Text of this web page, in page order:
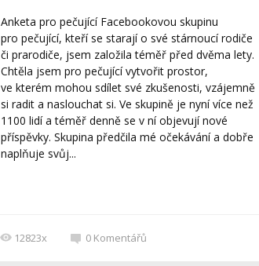
Anketa pro pečující Facebookovou skupinu
pro pečující, kteří se starají o své stárnoucí rodiče
či prarodiče, jsem založila téměř před dvěma lety.
Chtěla jsem pro pečující vytvořit prostor,
ve kterém mohou sdílet své zkušenosti, vzájemně
si radit a naslouchat si. Ve skupině je nyní více než
1100 lidí a téměř denně se v ní objevují nové
příspěvky. Skupina předčila mé očekávání a dobře
naplňuje svůj...
12823x 0 Komentářů